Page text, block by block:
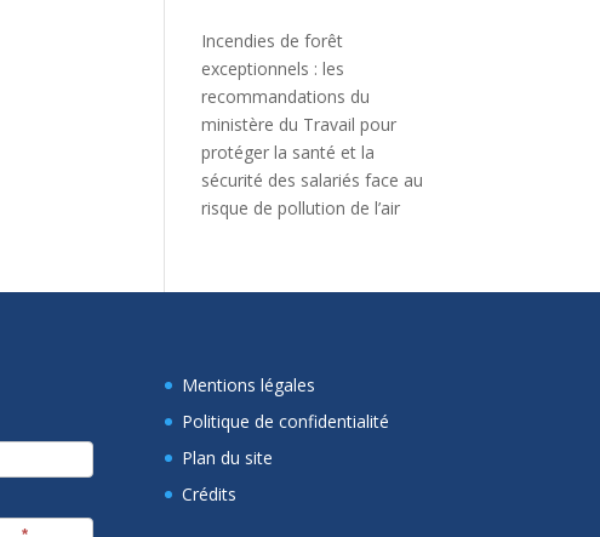
Incendies de forêt
exceptionnels : les
recommandations du
ministère du Travail pour
protéger la santé et la
sécurité des salariés face au
risque de pollution de l’air
Mentions légales
Politique de confidentialité
Plan du site
Crédits